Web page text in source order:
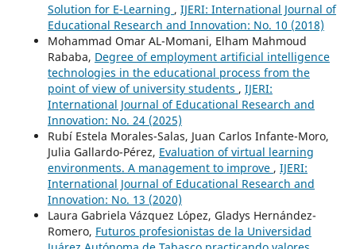
Solution for E-Learning , IJERI: International Journal of
Educational Research and Innovation: No. 10 (2018)
Mohammad Omar AL-Momani, Elham Mahmoud
Rababa, Degree of employment artificial intelligence
technologies in the educational process from the
point of view of university students , IJERI:
International Journal of Educational Research and
Innovation: No. 24 (2025)
Rubí Estela Morales-Salas, Juan Carlos Infante-Moro,
Julia Gallardo-Pérez, Evaluation of virtual learning
environments. A management to improve , IJERI:
International Journal of Educational Research and
Innovation: No. 13 (2020)
Laura Gabriela Vázquez López, Gladys Hernández-
Romero, Futuros profesionistas de la Universidad